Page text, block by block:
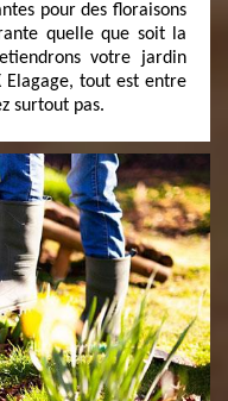
pour des floraisons
quelle que soit la
votre jardin
Elagage, tout est entre
surtout pas.